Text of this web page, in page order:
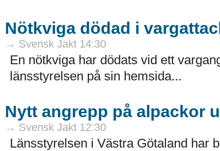
Nötkviga dödad i
→ Svensk Jakt 14:30
En nötkviga har dödats vid ett
länsstyrelsen på sin hemsida...
Nytt angrepp på alpackor
→ Svensk Jakt 12:30
Länsstyrelsen i Västra Götaland har